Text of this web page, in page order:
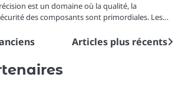
est un domaine où la qualité, la
des composants sont primordiales. Les…
Articles plus récents